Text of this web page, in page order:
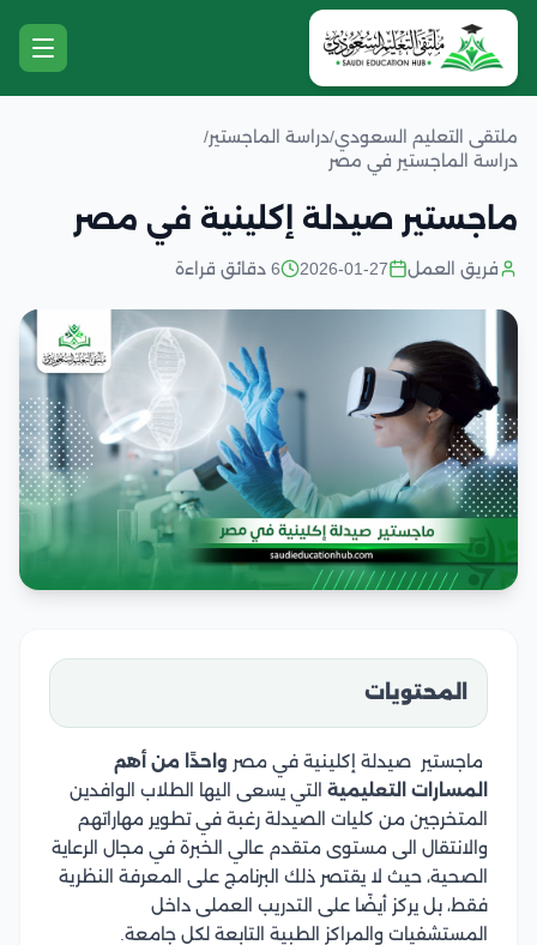
ملتقى التعليم السعودي/دراسة الماجستير/
دراسة الماجستير في مصر
ماجستير صيدلة إكلينية في مصر
فريق العمل 2026-01-27 6 دقائق قراءة
المحتويات
ماجستير صيدلة إكلينية في مصر واحدًا من أهم
المسارات التعليمية التي يسعى اليها الطلاب الوافدين
المتخرجين من كليات الصيدلة رغبة في تطوير مهاراتهم
والانتقال الى مستوى متقدم عالي الخبرة في مجال الرعاية
الصحية، حيث لا يقتصر ذلك البرنامج على المعرفة النظرية
فقط، بل يركز أيضًا على التدريب العملى داخل
المستشفيات والمراكز الطبية التابعة لكل جامعة.